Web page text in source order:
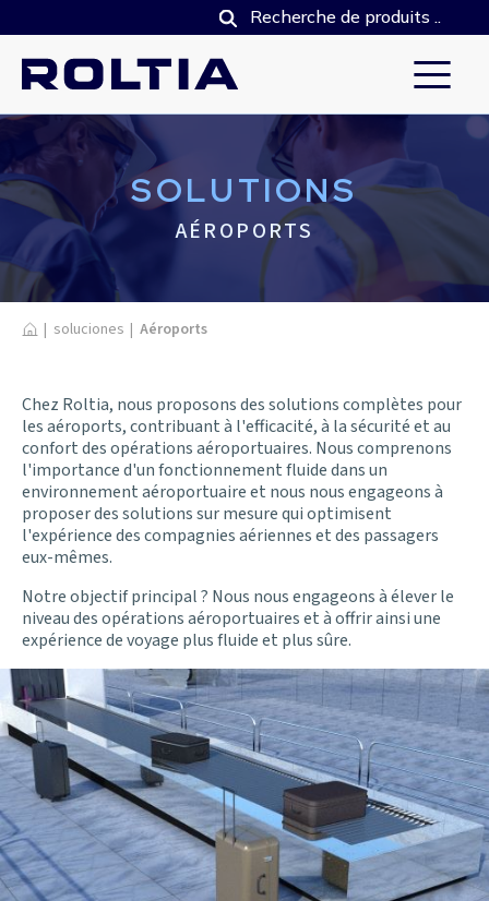
SOLUTIONS
AÉROPORTS
Home
| soluciones | Aéroports
Chez Roltia, nous proposons des solutions complètes pour
les aéroports, contribuant à l'efficacité, à la sécurité et au
confort des opérations aéroportuaires. Nous comprenons
l'importance d'un fonctionnement fluide dans un
environnement aéroportuaire et nous nous engageons à
proposer des solutions sur mesure qui optimisent
l'expérience des compagnies aériennes et des passagers
eux-mêmes.
Notre objectif principal ? Nous nous engageons à élever le
niveau des opérations aéroportuaires et à offrir ainsi une
expérience de voyage plus fluide et plus sûre.